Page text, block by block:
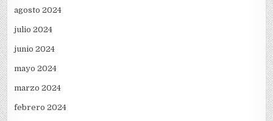
agosto 2024
julio 2024
junio 2024
mayo 2024
marzo 2024
febrero 2024